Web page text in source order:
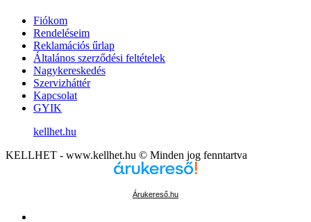
Fiókom
Rendeléseim
Reklamációs űrlap
Általános szerződési feltételek
Nagykereskedés
Szervizháttér
Kapcsolat
GYIK
kellhet.hu
KELLHET - www.kellhet.hu © Minden jog fenntartva
Árukereső.hu